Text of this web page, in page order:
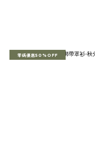
零碼優惠50%OFF